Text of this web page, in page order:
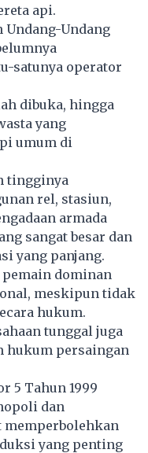
api.
Undang
satunya operator
dibuka, hingga
yang
umum di
tingginya
rel, stasiun,
armada
sangat besar dan
yang panjang.
dominan
meskipun tidak
hukum.
tunggal juga
hukum persaingan
5 Tahun 1999
dan
memperbolehkan
yang penting